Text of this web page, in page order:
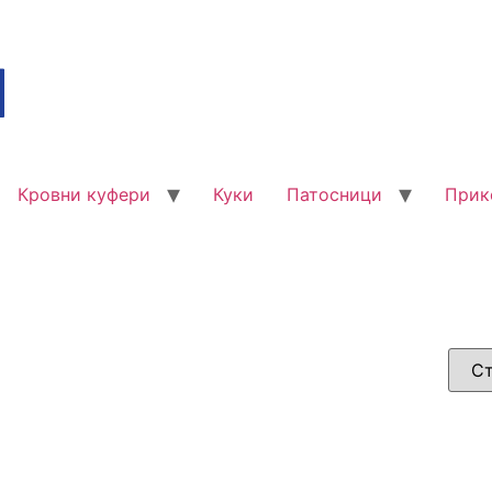
Кровни куфери Куки Патосници